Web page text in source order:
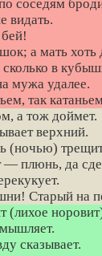
соседям
видать.
а мать хоть
в
мужа удалее.
так
а тож доймет.
верхний.
(ночью)
— плюнь, да
Старый на
(лихое
сказывает.